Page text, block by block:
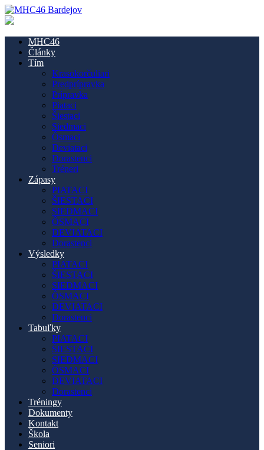
MHC46
Články
Tím
Krasokorčuliari
Predprípravka
Prípravka
Piataci
Šiestaci
Siedmaci
Ôsmaci
Deviataci
Dorastenci
Tréneri
Zápasy
PIATACI
ŠIESTACI
SIEDMACI
ÔSMACI
DEVIATACI
Dorastenci
Výsledky
PIATACI
ŠIESTACI
SIEDMACI
ÔSMACI
DEVIATACI
Dorastenci
Tabuľky
PIATACI
ŠIESTACI
SIEDMACI
ÔSMACI
DEVIATACI
Dorastenci
Tréningy
Dokumenty
Kontakt
Škola
Seniori